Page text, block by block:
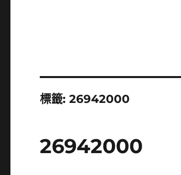
標籤:26942000
26942000